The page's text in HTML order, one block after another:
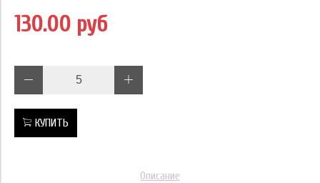
130.00 руб
КУПИТЬ
Описание